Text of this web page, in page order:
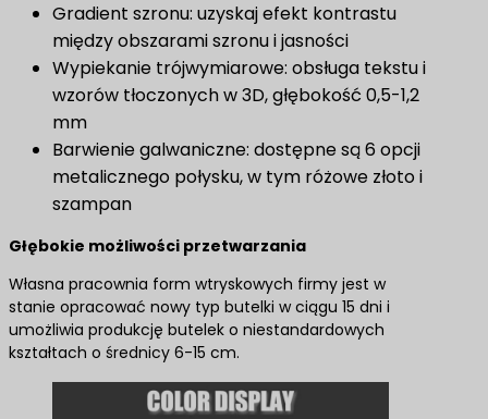
Gradient szronu: uzyskaj efekt kontrastu
między obszarami szronu i jasności
Wypiekanie trójwymiarowe: obsługa tekstu i
wzorów tłoczonych w 3D, głębokość 0,5-1,2
mm
Barwienie galwaniczne: dostępne są 6 opcji
metalicznego połysku, w tym różowe złoto i
szampan
Głębokie możliwości przetwarzania
Własna pracownia form wtryskowych firmy jest w
stanie opracować nowy typ butelki w ciągu 15 dni i
umożliwia produkcję butelek o niestandardowych
kształtach o średnicy 6-15 cm.